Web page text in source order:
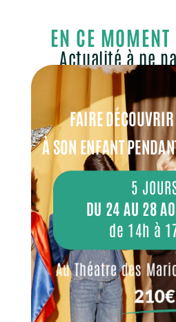
EN CE MOMENT
Actualité à ne
FAIRE DÉCOUVRIR
À SON ENFANT
5
DU 24 AU 28
de 14h à
Au Théatre des
210€